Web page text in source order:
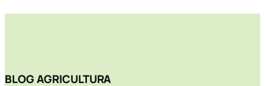
BLOG AGRICULTURA